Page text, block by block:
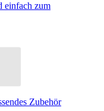
einfach zum
Zubehör